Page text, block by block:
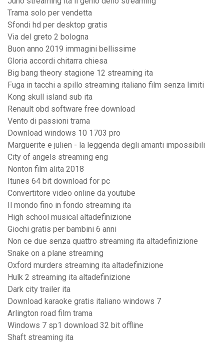
Trama solo per vendetta
Sfondi hd per desktop gratis
Via del greto 2 bologna
Buon anno 2019 immagini bellissime
Gloria accordi chitarra chiesa
Big bang theory stagione 12 streaming ita
Fuga in tacchi a spillo streaming italiano film senza limiti
Kong skull island sub ita
Renault obd software free download
Vento di passioni trama
Download windows 10 1703 pro
Marguerite e julien - la leggenda degli amanti impossibili
City of angels streaming eng
Nonton film alita 2018
Itunes 64 bit download for pc
Convertitore video online da youtube
Il mondo fino in fondo streaming ita
High school musical altadefinizione
Giochi gratis per bambini 6 anni
Non ce due senza quattro streaming ita altadefinizione
Snake on a plane streaming
Oxford murders streaming ita altadefinizione
Hulk 2 streaming ita altadefinizione
Dark city trailer ita
Download karaoke gratis italiano windows 7
Arlington road film trama
Windows 7 sp1 download 32 bit offline
Shaft streaming ita